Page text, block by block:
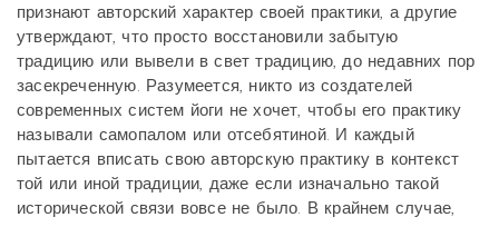
признают авторский характер своей практики, а другие
утверждают, что просто восстановили забытую
традицию или вывели в свет традицию, до недавних пор
засекреченную. Разумеется, никто из создателей
современных систем йоги не хочет, чтобы его практику
называли самопалом или отсебятиной. И каждый
пытается вписать свою авторскую практику в контекст
той или иной традиции, даже если изначально такой
исторической связи вовсе не было. В крайнем случае,